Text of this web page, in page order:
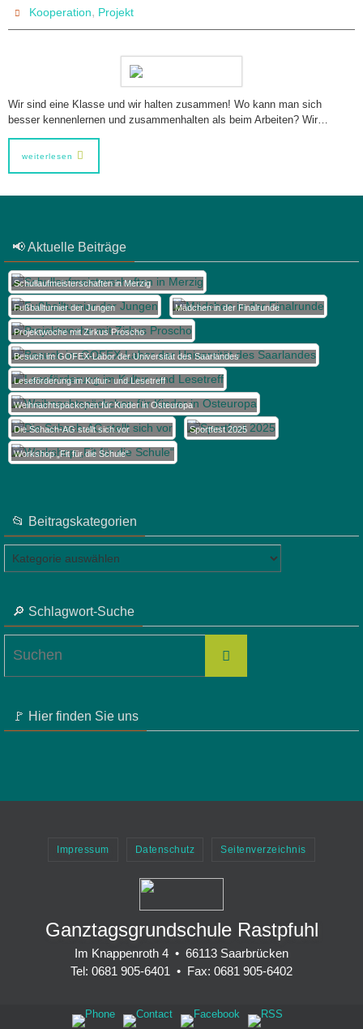
Kooperation, Projekt
Wir sind eine Klasse und wir halten zusammen! Wo kann man sich
besser kennenlernen und zusammenhalten als beim Arbeiten? Wir…
weiterlesen
📢 Aktuelle Beiträge
Schullaufmeisterschaften in Merzig
Fußballturnier der Jungen Mädchen in der Finalrunde
Projektwoche mit Zirkus Proscho
Besuch im GOFEX-Labor der Universität des Saarlandes
Leseförderung im Kultur- und Lesetreff
Weihnachtspäckchen für Kinder in Osteuropa
Die Schach-AG stellt sich vor Sportfest 2025
Workshop „Fit für die Schule“
📂 Beitragskategorien
📂
Beitragskategorien
🔎 Schlagwort-Suche
Suchen
🚩 Hier finden Sie uns
Impressum Datenschutz Seitenverzeichnis
Ganztagsgrundschule Rastpfuhl
Im Knappenroth 4 • 66113 Saarbrücken
Tel: 0681 905-6401 • Fax: 0681 905-6402